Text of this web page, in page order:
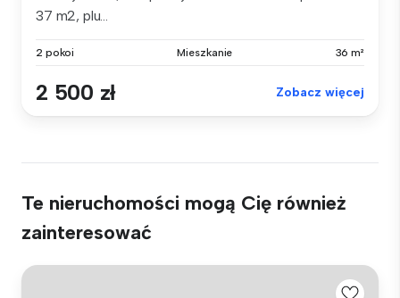
37 m2, plu...
2 pokoi Mieszkanie 36 m²
2 500 zł Zobacz więcej
Te nieruchomości mogą Cię również
zainteresować